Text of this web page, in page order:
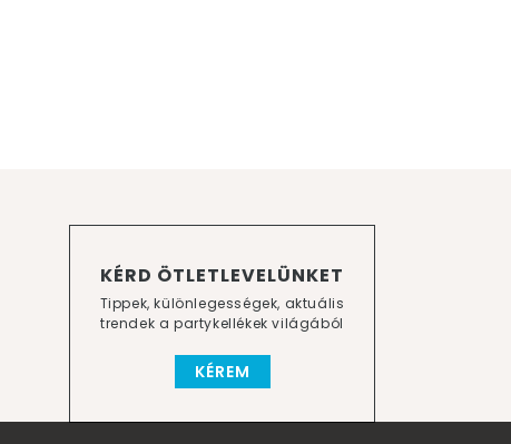
KÉRD ÖTLETLEVELÜNKET
Tippek, különlegességek, aktuális
trendek a partykellékek világából
KÉREM